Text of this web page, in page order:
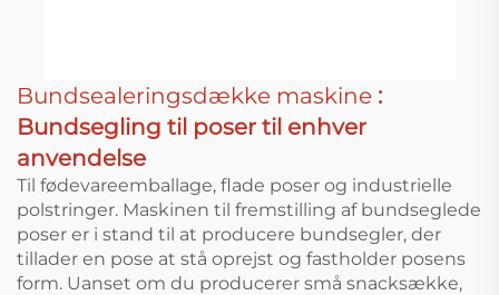
Bundsealeringsdække maskine :
Bundsegling til poser til enhver
anvendelse
Til fødevareemballage, flade poser og industrielle
polstringer. Maskinen til fremstilling af bundseglede
poser er i stand til at producere bundsegler, der
tillader en pose at stå oprejst og fastholder posens
form. Uanset om du producerer små snacksække,